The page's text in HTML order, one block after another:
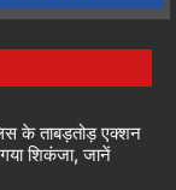
के ताबड़तोड़ एक्शन
शिकंजा, जानें